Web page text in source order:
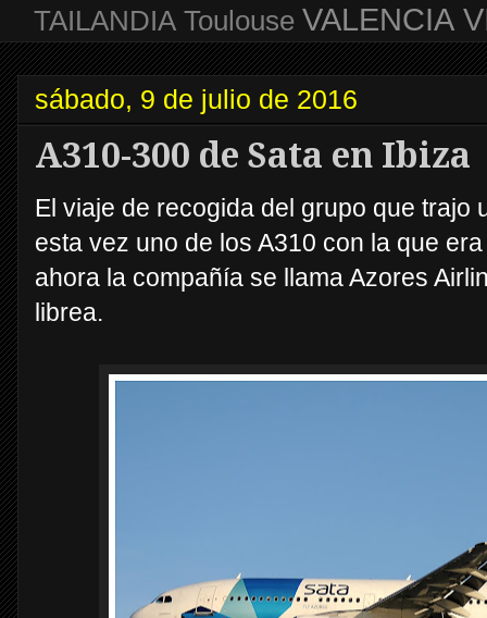
TAILANDIA Toulouse VALENCIA
sábado, 9 de julio de 2016
A310-300 de Sata en Ibiza
El viaje de recogida del grupo que trajo
esta vez uno de los A310 con la que
ahora la compañía se llama Azores
librea.